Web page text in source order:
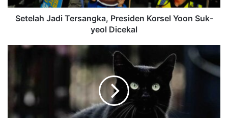
Setelah Jadi Tersangka, Presiden Korsel Yoon Suk-
yeol Dicekal